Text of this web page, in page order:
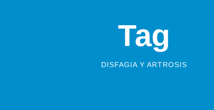
Tag
DISFAGIA Y ARTROSIS